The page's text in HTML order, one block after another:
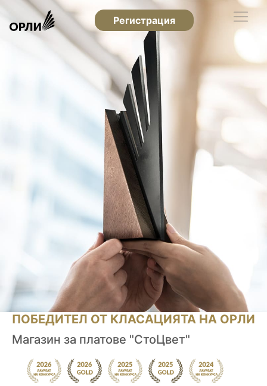
Регистрация
ПОБЕДИТЕЛ ОТ КЛАСАЦИЯТА НА ОРЛИ
Магазин за платове "СтоЦвет"